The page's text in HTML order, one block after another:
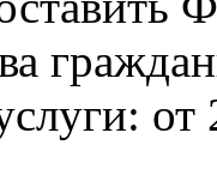
от